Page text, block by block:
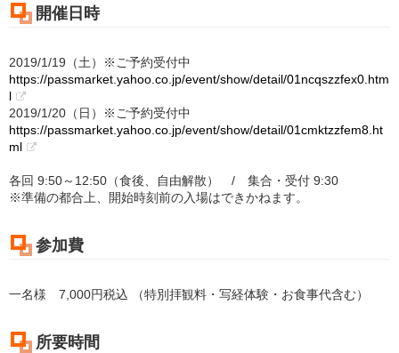
開催日時
2019/1/19（土）※ご予約受付中
https://passmarket.yahoo.co.jp/event/show/detail/01ncqszzfex0.htm
l
2019/1/20（日）※ご予約受付中
https://passmarket.yahoo.co.jp/event/show/detail/01cmktzzfem8.ht
ml
各回 9:50～12:50（食後、自由解散） / 集合・受付 9:30
※準備の都合上、開始時刻前の入場はできかねます。
参加費
一名様 7,000円税込 （特別拝観料・写経体験・お食事代含む）
所要時間